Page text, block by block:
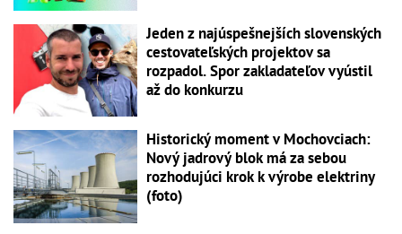
Jeden z najúspešnejších slovenských
cestovateľských projektov sa
rozpadol. Spor zakladateľov vyústil
až do konkurzu
Historický moment v Mochovciach:
Nový jadrový blok má za sebou
rozhodujúci krok k výrobe elektriny
(foto)